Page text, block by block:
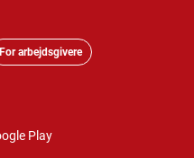
For arbejdsgivere